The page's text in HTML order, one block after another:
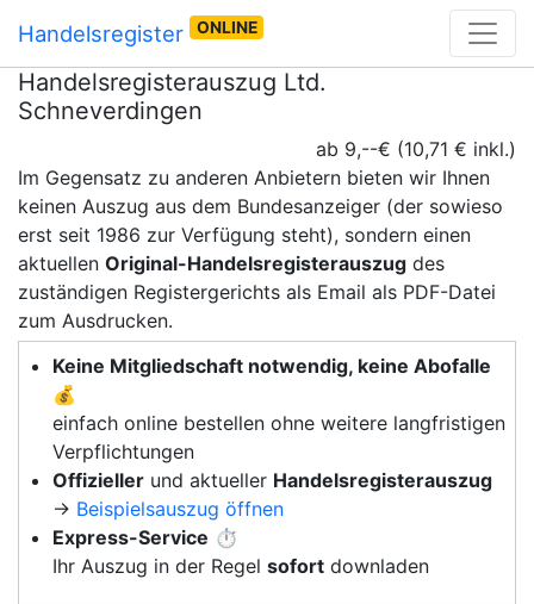
Handelsregister ONLINE
Handelsregisterauszug Ltd.
Schneverdingen
ab 9,--€ (10,71 € inkl.)
Im Gegensatz zu anderen Anbietern bieten wir Ihnen
keinen Auszug aus dem Bundesanzeiger (der sowieso
erst seit 1986 zur Verfügung steht), sondern einen
aktuellen Original-Handelsregisterauszug des
zuständigen Registergerichts als Email als PDF-Datei
zum Ausdrucken.
Keine Mitgliedschaft notwendig, keine Abofalle
💰
einfach online bestellen ohne weitere langfristigen
Verpflichtungen
Offizieller und aktueller Handelsregisterauszug
→ Beispielsauszug öffnen
Express-Service ⏱️
Ihr Auszug in der Regel sofort downladen